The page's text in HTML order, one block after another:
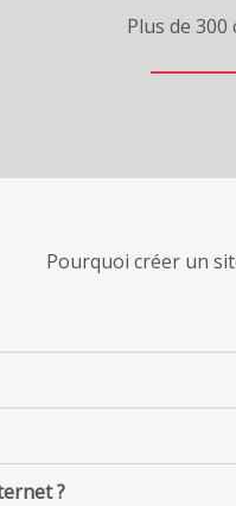
Plus de
Pourquoi créer un
?